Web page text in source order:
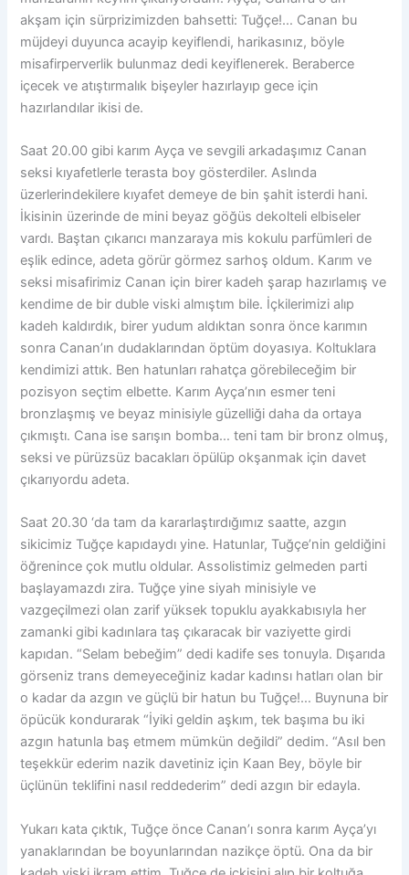
akşam için sürprizimizden bahsetti: Tuğçe!… Canan bu
müjdeyi duyunca acayip keyiflendi, harikasınız, böyle
misafirperverlik bulunmaz dedi keyiflenerek. Beraberce
içecek ve atıştırmalık bişeyler hazırlayıp gece için
hazırlandılar ikisi de.
Saat 20.00 gibi karım Ayça ve sevgili arkadaşımız Canan
seksi kıyafetlerle terasta boy gösterdiler. Aslında
üzerlerindekilere kıyafet demeye de bin şahit isterdi hani.
İkisinin üzerinde de mini beyaz göğüs dekolteli elbiseler
vardı. Baştan çıkarıcı manzaraya mis kokulu parfümleri de
eşlik edince, adeta görür görmez sarhoş oldum. Karım ve
seksi misafirimiz Canan için birer kadeh şarap hazırlamış ve
kendime de bir duble viski almıştım bile. İçkilerimizi alıp
kadeh kaldırdık, birer yudum aldıktan sonra önce karımın
sonra Canan’ın dudaklarından öptüm doyasıya. Koltuklara
kendimizi attık. Ben hatunları rahatça görebileceğim bir
pozisyon seçtim elbette. Karım Ayça’nın esmer teni
bronzlaşmış ve beyaz minisiyle güzelliği daha da ortaya
çıkmıştı. Cana ise sarışın bomba… teni tam bir bronz olmuş,
seksi ve pürüzsüz bacakları öpülüp okşanmak için davet
çıkarıyordu adeta.
Saat 20.30 ‘da tam da kararlaştırdığımız saatte, azgın
sikicimiz Tuğçe kapıdaydı yine. Hatunlar, Tuğçe’nin geldiğini
öğrenince çok mutlu oldular. Assolistimiz gelmeden parti
başlayamazdı zira. Tuğçe yine siyah minisiyle ve
vazgeçilmezi olan zarif yüksek topuklu ayakkabısıyla her
zamanki gibi kadınlara taş çıkaracak bir vaziyette girdi
kapıdan. “Selam bebeğim” dedi kadife ses tonuyla. Dışarıda
görseniz trans demeyeceğiniz kadar kadınsı hatları olan bir
o kadar da azgın ve güçlü bir hatun bu Tuğçe!… Buynuna bir
öpücük kondurarak “İyiki geldin aşkım, tek başıma bu iki
azgın hatunla baş etmem mümkün değildi” dedim. “Asıl ben
teşekkür ederim nazik davetiniz için Kaan Bey, böyle bir
üçlünün teklifini nasıl reddederim” dedi azgın bir edayla.
Yukarı kata çıktık, Tuğçe önce Canan’ı sonra karım Ayça’yı
yanaklarından be boyunlarından nazikçe öptü. Ona da bir